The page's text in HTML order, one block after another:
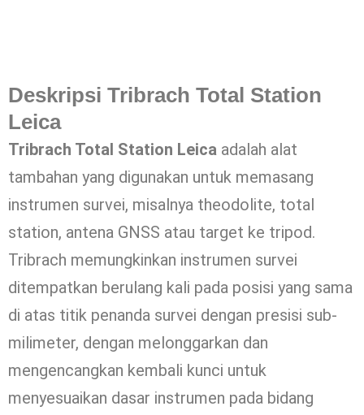
Deskripsi Tribrach Total Station
Leica
Tribrach Total Station Leica adalah alat
tambahan yang digunakan untuk memasang
instrumen survei, misalnya theodolite, total
station, antena GNSS atau target ke tripod.
Tribrach memungkinkan instrumen survei
ditempatkan berulang kali pada posisi yang sama
di atas titik penanda survei dengan presisi sub-
milimeter, dengan melonggarkan dan
mengencangkan kembali kunci untuk
menyesuaikan dasar instrumen pada bidang